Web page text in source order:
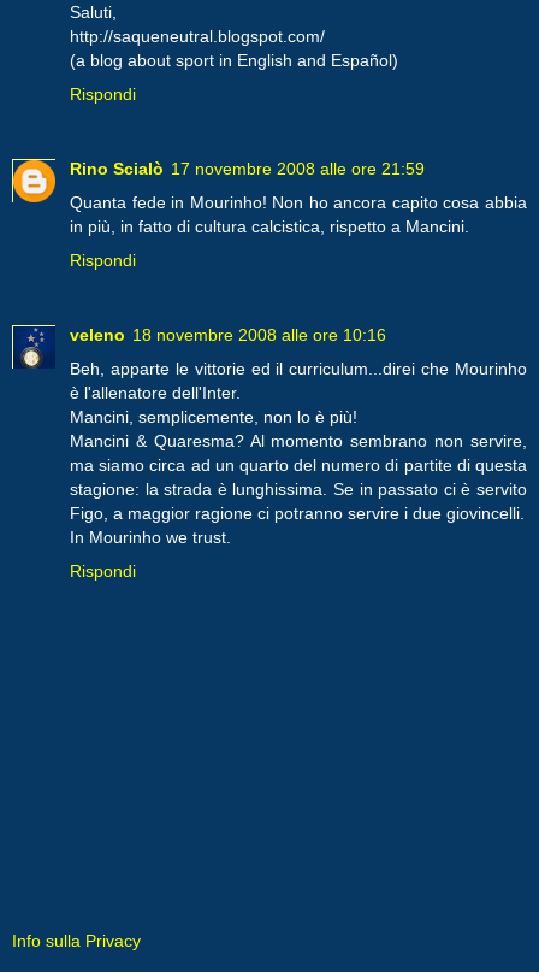
Saluti,
http://saqueneutral.blogspot.com/
(a blog about sport in English and Español)
Rispondi
Rino Scialò 17 novembre 2008 alle ore 21:59
Quanta fede in Mourinho! Non ho ancora capito cosa abbia
in più, in fatto di cultura calcistica, rispetto a Mancini.
Rispondi
veleno 18 novembre 2008 alle ore 10:16
Beh, apparte le vittorie ed il curriculum...direi che Mourinho
è l'allenatore dell'Inter.
Mancini, semplicemente, non lo è più!
Mancini & Quaresma? Al momento sembrano non servire,
ma siamo circa ad un quarto del numero di partite di questa
stagione: la strada è lunghissima. Se in passato ci è servito
Figo, a maggior ragione ci potranno servire i due giovincelli.
In Mourinho we trust.
Rispondi
Info sulla Privacy